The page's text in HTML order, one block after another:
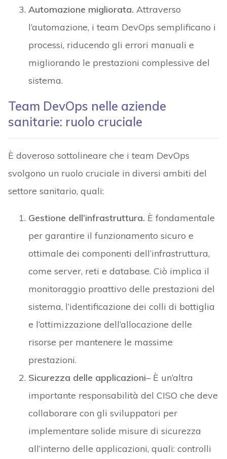
Automazione migliorata. Attraverso
l’automazione, i team DevOps semplificano i
processi, riducendo gli errori manuali e
migliorando le prestazioni complessive del
sistema.
Team DevOps nelle aziende
sanitarie: ruolo cruciale
È doveroso sottolineare che i team DevOps
svolgono un ruolo cruciale in diversi ambiti del
settore sanitario, quali:
Gestione dell’infrastruttura. È fondamentale
per garantire il funzionamento sicuro e
ottimale dei componenti dell’infrastruttura,
come server, reti e database. Ciò implica il
monitoraggio proattivo delle prestazioni del
sistema, l’identificazione dei colli di bottiglia
e l’ottimizzazione dell’allocazione delle
risorse per mantenere le massime
prestazioni.
Sicurezza delle applicazioni– È un’altra
importante responsabilità del CISO che deve
collaborare con gli sviluppatori per
implementare solide misure di sicurezza
all’interno delle applicazioni, quali: controlli